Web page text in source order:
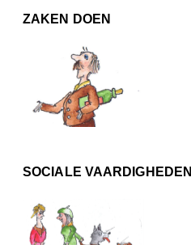
ZAKEN DOEN
SOCIALE VAARDIGHEDEN